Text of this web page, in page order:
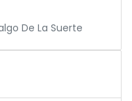
De La Suerte